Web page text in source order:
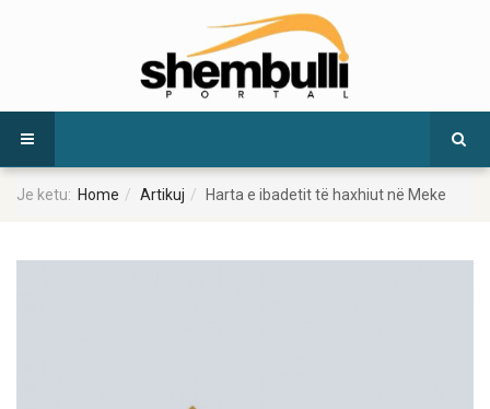
Je ketu: Home Artikuj Harta e ibadetit të haxhiut në Meke